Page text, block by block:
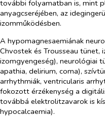
további folyamatban is, mint
anyagcseréjében, az
izomműködésben.
A hypomagnesaemiának
Chvostek és Trousseau tünet,
izomgyengeség), neurológiai
apathia, delirium, coma),
arrhythmiák, ventricularis
fokozott érzékenység a
továbbá elektrolitzavarok is
hypocalcaemia).